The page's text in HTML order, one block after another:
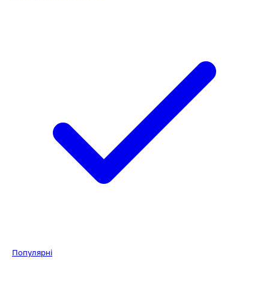
Популярні